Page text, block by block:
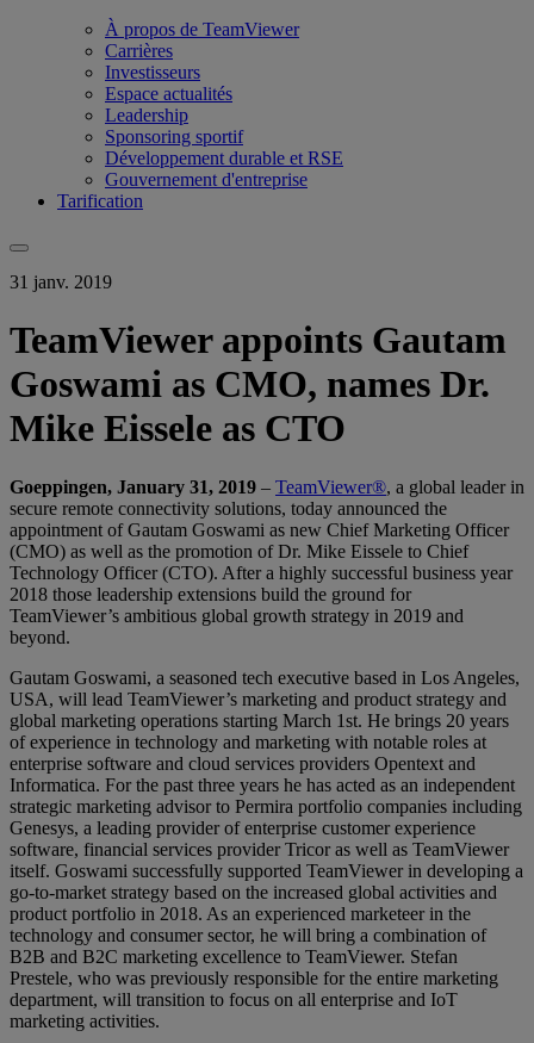
À propos de TeamViewer
Carrières
Investisseurs
Espace actualités
Leadership
Sponsoring sportif
Développement durable et RSE
Gouvernement d'entreprise
Tarification
31 janv. 2019
TeamViewer appoints Gautam
Goswami as CMO, names Dr.
Mike Eissele as CTO
Goeppingen, January 31, 2019 – TeamViewer®, a global leader in
secure remote connectivity solutions, today announced the
appointment of Gautam Goswami as new Chief Marketing Officer
(CMO) as well as the promotion of Dr. Mike Eissele to Chief
Technology Officer (CTO). After a highly successful business year
2018 those leadership extensions build the ground for
TeamViewer’s ambitious global growth strategy in 2019 and
beyond.
Gautam Goswami, a seasoned tech executive based in Los Angeles,
USA, will lead TeamViewer’s marketing and product strategy and
global marketing operations starting March 1st. He brings 20 years
of experience in technology and marketing with notable roles at
enterprise software and cloud services providers Opentext and
Informatica. For the past three years he has acted as an independent
strategic marketing advisor to Permira portfolio companies including
Genesys, a leading provider of enterprise customer experience
software, financial services provider Tricor as well as TeamViewer
itself. Goswami successfully supported TeamViewer in developing a
go-to-market strategy based on the increased global activities and
product portfolio in 2018. As an experienced marketeer in the
technology and consumer sector, he will bring a combination of
B2B and B2C marketing excellence to TeamViewer. Stefan
Prestele, who was previously responsible for the entire marketing
department, will transition to focus on all enterprise and IoT
marketing activities.